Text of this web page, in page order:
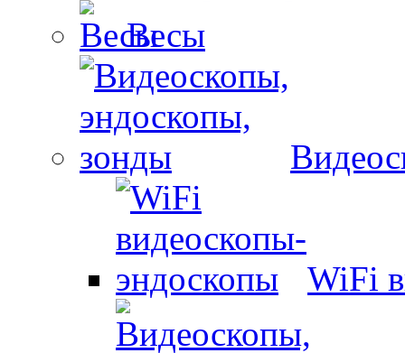
Весы
WiFi